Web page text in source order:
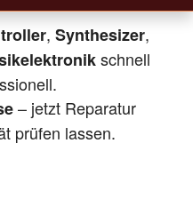
, Synthesizer,
schnell
– jetzt Reparatur
prüfen lassen.